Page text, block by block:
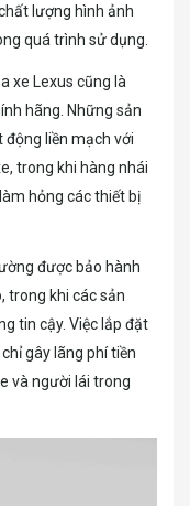
lượng hình ảnh
quá trình sử dụng.
xe Lexus cũng là
hãng. Những sản
động liền mạch với
trong khi hàng nhái
hỏng các thiết bị
được bảo hành
trong khi các sản
tin cậy. Việc lắp đặt
gây lãng phí tiền
và người lái trong